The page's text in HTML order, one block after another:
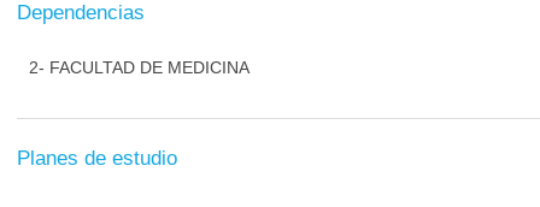
Dependencias
2- FACULTAD DE MEDICINA
Planes de estudio